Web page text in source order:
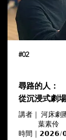
#02
尋路的人：
從沉浸式劇
講者｜ 河床劇
葉素伶
時間｜